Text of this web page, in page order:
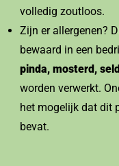
volledig zoutloos.
Zijn er allergenen?
bewaard in een
pinda, mosterd,
worden verwerkt.
het mogelijk dat dit
bevat.